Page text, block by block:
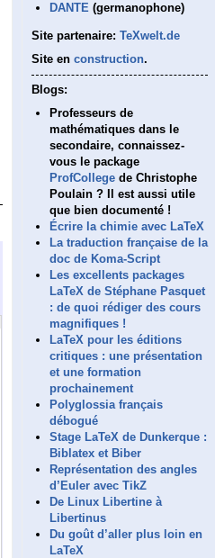
DANTE (germanophone)
Site partenaire: TeXwelt.de
Site en construction.
Blogs:
Professeurs de
mathématiques dans le
secondaire, connaissez-
vous le package
ProfCollege de Christophe
Poulain ? Il est aussi utile
que bien documenté !
Écrire la chimie avec LaTeX
La traduction française de la
doc de Koma-Script
Les excellents packages
LaTeX de Stéphane Pasquet
: de quoi rédiger des cours
magnifiques !
LaTeX pour les éditions
critiques : une présentation
et une formation
prochainement
Polyglossia français
débogué
Stage LaTeX de Dunkerque :
Biblatex et Biber
Représentation des angles
d’Euler avec TikZ
De Linux Libertine à
Libertinus
Du goût d’aller plus loin en
LaTeX